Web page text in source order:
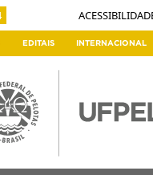
EDITAIS INTERNACIONAL